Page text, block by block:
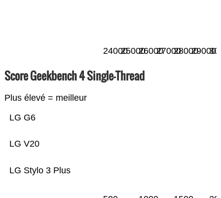
240002500026000270002800029000
Score Geekbench 4 Single-Thread
Plus élevé = meilleur
LG Stylo 3 Plus
LG V20
LG G6